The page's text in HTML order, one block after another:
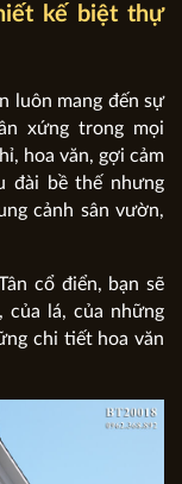
kế biệt thự
luôn mang đến sự
xứng trong mọi
hoa văn, gợi cảm
đài bề thế nhưng
cảnh sân vườn,
cổ điển, bạn sẽ
của lá, của những
chi tiết hoa văn